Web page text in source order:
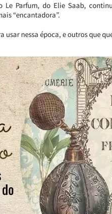
Parfum, do Elie Saab,
“encantadora”.
usar nessa época, e outros que